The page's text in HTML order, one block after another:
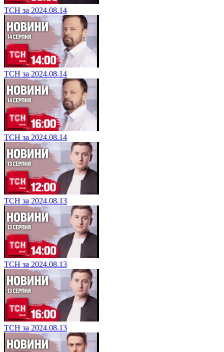
ТСН за 2024.08.14
ТСН за 2024.08.14
ТСН за 2024.08.14
ТСН за 2024.08.13
ТСН за 2024.08.13
ТСН за 2024.08.13